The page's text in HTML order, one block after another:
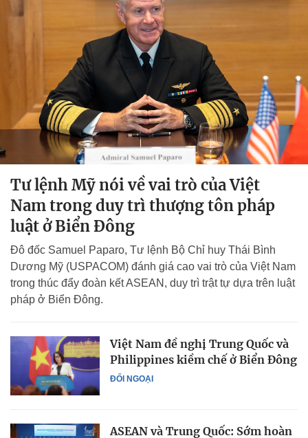
Tư lệnh Mỹ nói về vai trò của Việt
Nam trong duy trì thượng tôn pháp
luật ở Biển Đông
Đô đốc Samuel Paparo, Tư lệnh Bộ Chỉ huy Thái Bình
Dương Mỹ (USPACOM) đánh giá cao vai trò của Việt Nam
trong thúc đẩy đoàn kết ASEAN, duy trì trật tự dựa trên luật
pháp ở Biển Đông.
ĐỐI NGOẠI
Việt Nam đề nghị Trung Quốc và
Philippines kiềm chế ở Biển Đông
ASEAN và Trung Quốc: Sớm hoàn